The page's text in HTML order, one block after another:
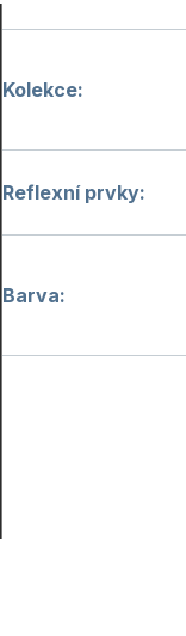
Kolekce:
Reflexní prvky:
Barva: